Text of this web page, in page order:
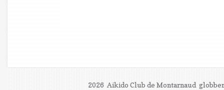
2026 Aikido Club de Montarnaud